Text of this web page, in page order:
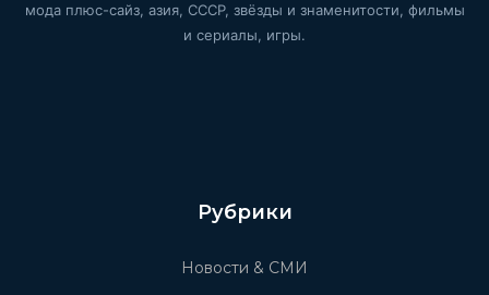
мода плюс-сайз, азия, СССР, звёзды и знаменитости, фильмы
и сериалы, игры.
Рубрики
Новости & СМИ